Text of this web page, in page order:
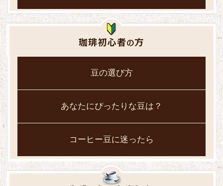
豆の選び方
あなたにぴったりな豆は？
コーヒー豆に迷ったら